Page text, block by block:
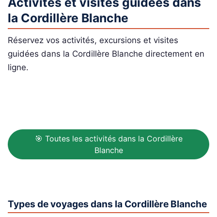
la Cordillère Blanche
Réservez vos activités, excursions et visites
guidées dans la Cordillère Blanche directement en
ligne.
🎯 Toutes les activités dans la Cordillère
Blanche
Types de voyages dans la Cordillère Blanche